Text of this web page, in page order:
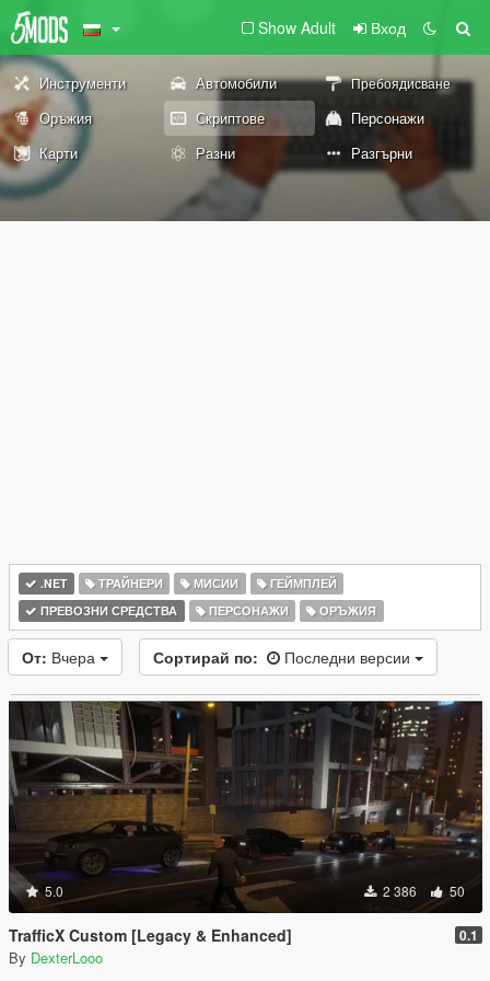
Show Adult Вход
Инструменти Автомобили Пребоядисване
Оръжия Скриптове
Персонажи
Карти
Разни Разгърни
.NET ТРАЙНЕРИ МИСИИ
ГЕЙМПЛЕЙ
ПРЕВОЗНИ СРЕДСТВА
ПЕРСОНАЖИ ОРЪЖИЯ
От: Вчера Сортирай по: Последни версии
5.0 2 386 50
TrafficX Custom [Legacy & Enhanced] 0.1
By DexterLooo